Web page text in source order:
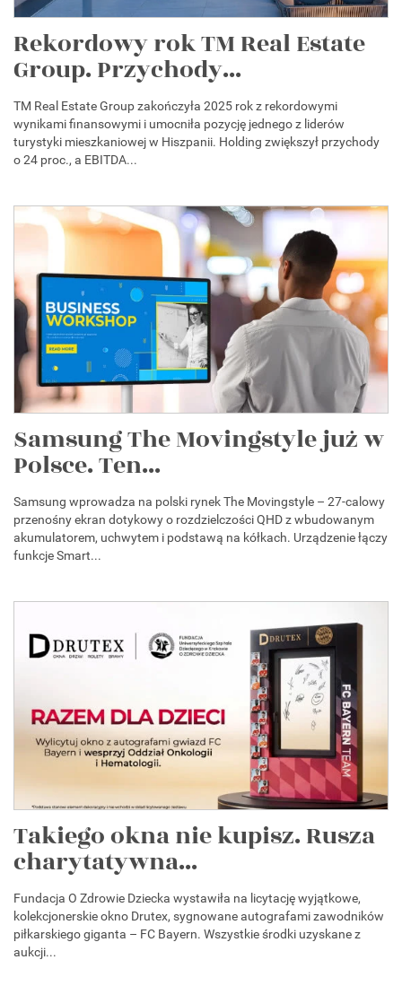
Rekordowy rok TM Real Estate
Group. Przychody...
TM Real Estate Group zakończyła 2025 rok z rekordowymi
wynikami finansowymi i umocniła pozycję jednego z liderów
turystyki mieszkaniowej w Hiszpanii. Holding zwiększył przychody
o 24 proc., a EBITDA...
Samsung The Movingstyle już w
Polsce. Ten...
Samsung wprowadza na polski rynek The Movingstyle – 27-calowy
przenośny ekran dotykowy o rozdzielczości QHD z wbudowanym
akumulatorem, uchwytem i podstawą na kółkach. Urządzenie łączy
funkcje Smart...
Takiego okna nie kupisz. Rusza
charytatywna...
Fundacja O Zdrowie Dziecka wystawiła na licytację wyjątkowe,
kolekcjonerskie okno Drutex, sygnowane autografami zawodników
piłkarskiego giganta – FC Bayern. Wszystkie środki uzyskane z
aukcji...